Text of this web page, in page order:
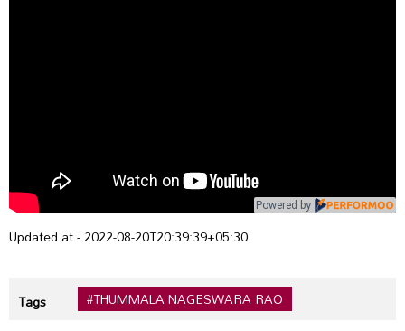
Powered by
Updated at - 2022-08-20T20:39:39+05:30
Tags #THUMMALA NAGESWARA RAO